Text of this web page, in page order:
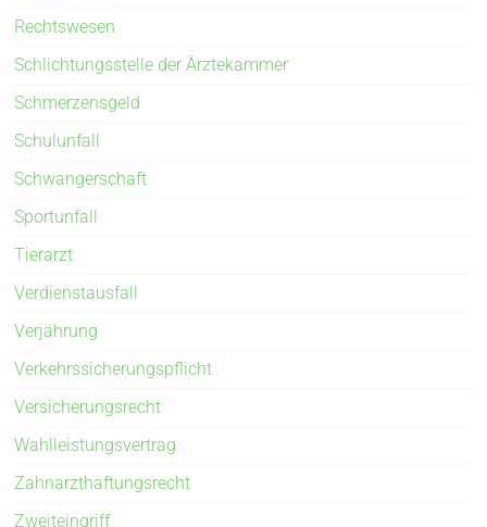
Rechtswesen
Schlichtungsstelle der Ärztekammer
Schmerzensgeld
Schulunfall
Schwangerschaft
Sportunfall
Tierarzt
Verdienstausfall
Verjährung
Verkehrssicherungspflicht
Versicherungsrecht
Wahlleistungsvertrag
Zahnarzthaftungsrecht
Zweiteingriff